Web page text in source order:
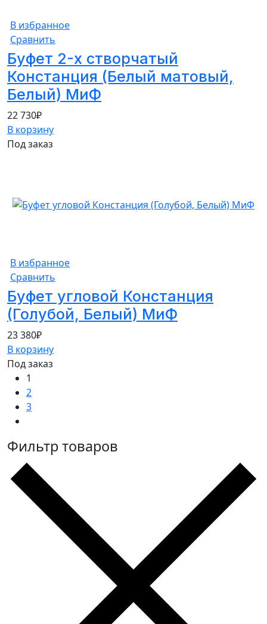
В избранное
Сравнить
Буфет 2-х створчатый
Констанция (Белый матовый,
Белый) МиФ
22 730₽
В корзину
Под заказ
В избранное
Сравнить
Буфет угловой Констанция
(Голубой, Белый) МиФ
23 380₽
В корзину
Под заказ
1
2
3
Фильтр товаров